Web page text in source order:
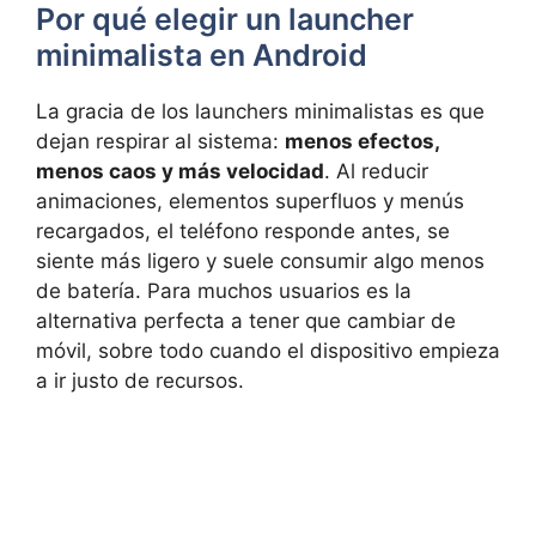
Por qué elegir un launcher
minimalista en Android
La gracia de los launchers minimalistas es que
dejan respirar al sistema: menos efectos,
menos caos y más velocidad. Al reducir
animaciones, elementos superfluos y menús
recargados, el teléfono responde antes, se
siente más ligero y suele consumir algo menos
de batería. Para muchos usuarios es la
alternativa perfecta a tener que cambiar de
móvil, sobre todo cuando el dispositivo empieza
a ir justo de recursos.